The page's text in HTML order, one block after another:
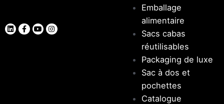
Emballage
alimentaire
Sacs cabas
réutilisables
Packaging de luxe
Sac à dos et
pochettes
Catalogue